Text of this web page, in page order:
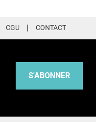
CGU CONTACT
S'ABONNER